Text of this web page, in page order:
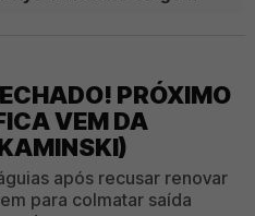
PRÓXIMO
VEM DA
após recusar renovar
para colmatar saída